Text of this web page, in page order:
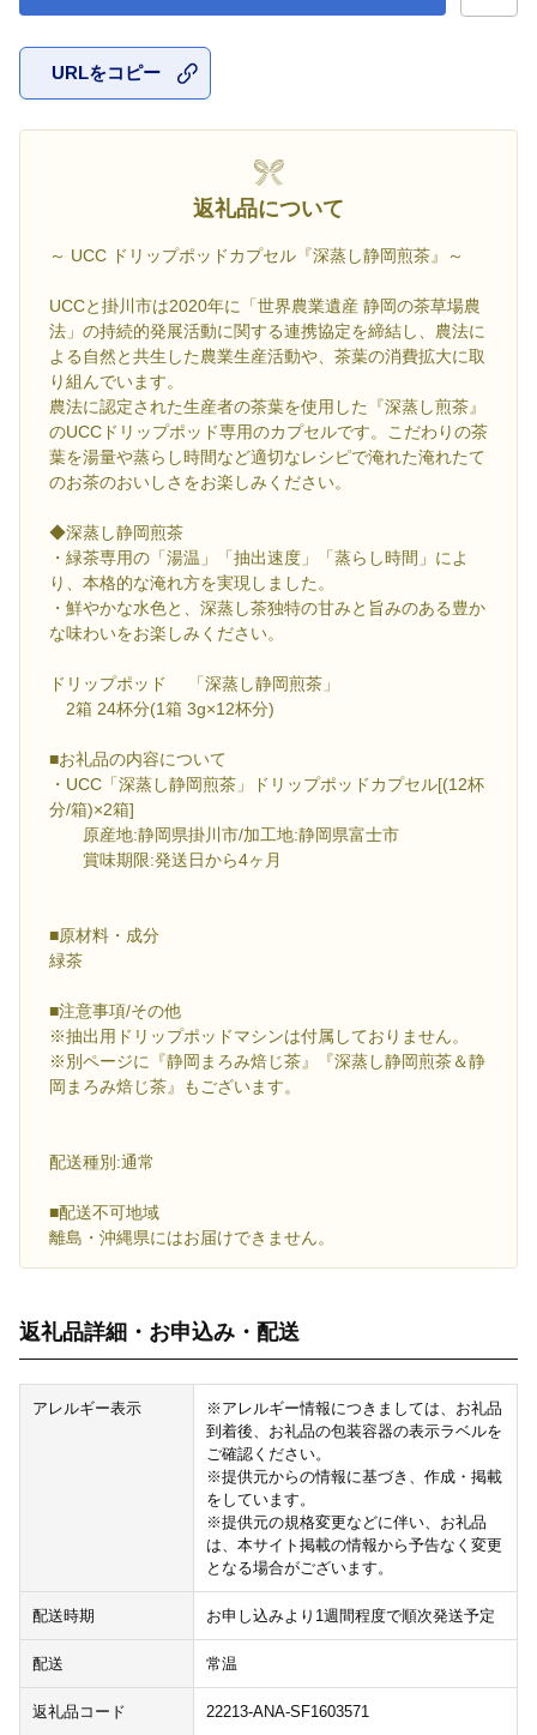
URLをコピー
返礼品について
～ UCC ドリップポッドカプセル『深蒸し静岡煎茶』～
UCCと掛川市は2020年に「世界農業遺産 静岡の茶草場農
法」の持続的発展活動に関する連携協定を締結し、農法に
よる自然と共生した農業生産活動や、茶葉の消費拡大に取
り組んでいます。
農法に認定された生産者の茶葉を使用した『深蒸し煎茶』
のUCCドリップポッド専用のカプセルです。こだわりの茶
葉を湯量や蒸らし時間など適切なレシピで淹れた淹れたて
のお茶のおいしさをお楽しみください。
◆深蒸し静岡煎茶
・緑茶専用の「湯温」「抽出速度」「蒸らし時間」によ
り、本格的な淹れ方を実現しました。
・鮮やかな水色と、深蒸し茶独特の甘みと旨みのある豊か
な味わいをお楽しみください。
ドリップポッド 「深蒸し静岡煎茶」
2箱 24杯分(1箱 3g×12杯分)
■お礼品の内容について
・UCC「深蒸し静岡煎茶」ドリップポッドカプセル[(12杯
分/箱)×2箱]
原産地:静岡県掛川市/加工地:静岡県富士市
賞味期限:発送日から4ヶ月
■原材料・成分
緑茶
■注意事項/その他
※抽出用ドリップポッドマシンは付属しておりません。
※別ページに『静岡まろみ焙じ茶』『深蒸し静岡煎茶＆静
岡まろみ焙じ茶』もございます。
配送種別:通常
■配送不可地域
離島・沖縄県にはお届けできません。
返礼品詳細・お申込み・配送
アレルギー表示
※アレルギー情報につきましては、お礼品
到着後、お礼品の包装容器の表示ラベルを
ご確認ください。
※提供元からの情報に基づき、作成・掲載
をしています。
※提供元の規格変更などに伴い、お礼品
は、本サイト掲載の情報から予告なく変更
となる場合がございます。
配送時期 お申し込みより1週間程度で順次発送予定
配送 常温
返礼品コード 22213-ANA-SF1603571